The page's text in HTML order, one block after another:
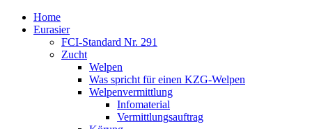
Home
Eurasier
FCI-Standard Nr. 291
Zucht
Welpen
Was spricht für einen KZG-Welpen
Welpenvermittlung
Infomaterial
Vermittlungsauftrag